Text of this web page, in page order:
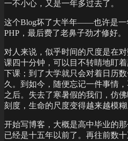
一不小心，又是一年多过去了。
这个Blog坏了大半年——也许是一
PHP，最后费了老鼻子劲才修好。
对人来说，似乎时间的尺度是在
课四十分钟，可以目不转睛地盯
下课；到了大学就只会对着日历
久。到如今，随便忘记一件事情
之后。失去了寒暑假的我们，仿
刻度，生命的尺度变得越来越模糊
开始写博客，大概是高中毕业的
已经是十五年以前了。再往前数